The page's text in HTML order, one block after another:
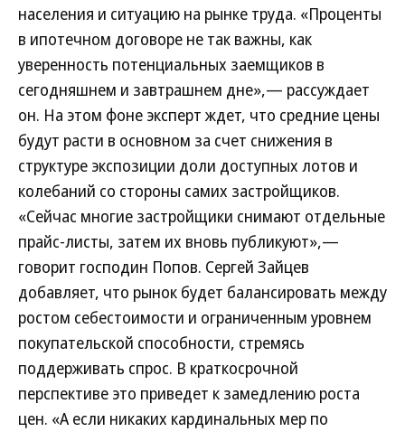
населения и ситуацию на рынке труда. «Проценты
в ипотечном договоре не так важны, как
уверенность потенциальных заемщиков в
сегодняшнем и завтрашнем дне»,— рассуждает
он. На этом фоне эксперт ждет, что средние цены
будут расти в основном за счет снижения в
структуре экспозиции доли доступных лотов и
колебаний со стороны самих застройщиков.
«Сейчас многие застройщики снимают отдельные
прайс-листы, затем их вновь публикуют»,—
говорит господин Попов. Сергей Зайцев
добавляет, что рынок будет балансировать между
ростом себестоимости и ограниченным уровнем
покупательской способности, стремясь
поддерживать спрос. В краткосрочной
перспективе это приведет к замедлению роста
цен. «А если никаких кардинальных мер по